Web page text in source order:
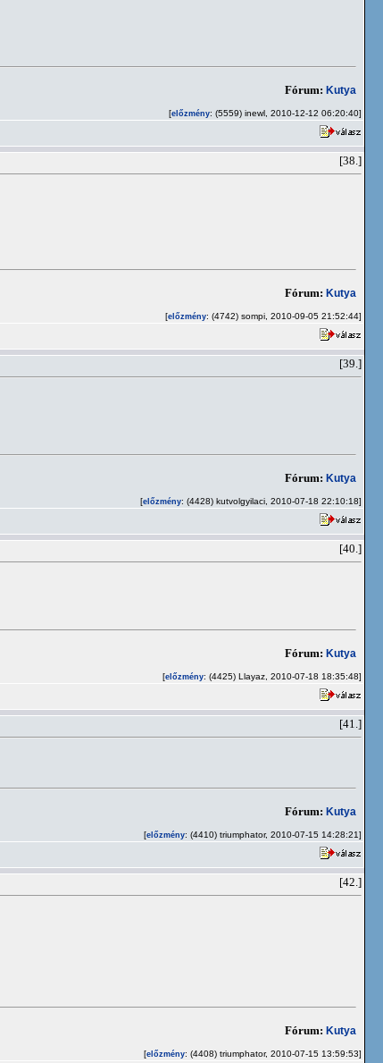
Fórum: Kutya
[előzmény: (5559) inewl, 2010-12-12 06:20:40]
[38.]
Fórum: Kutya
[előzmény: (4742) sompi, 2010-09-05 21:52:44]
[39.]
Fórum: Kutya
[előzmény: (4428) kutvolgyilaci, 2010-07-18 22:10:18]
[40.]
Fórum: Kutya
[előzmény: (4425) Llayaz, 2010-07-18 18:35:48]
[41.]
Fórum: Kutya
[előzmény: (4410) triumphator, 2010-07-15 14:28:21]
[42.]
Fórum: Kutya
[előzmény: (4408) triumphator, 2010-07-15 13:59:53]